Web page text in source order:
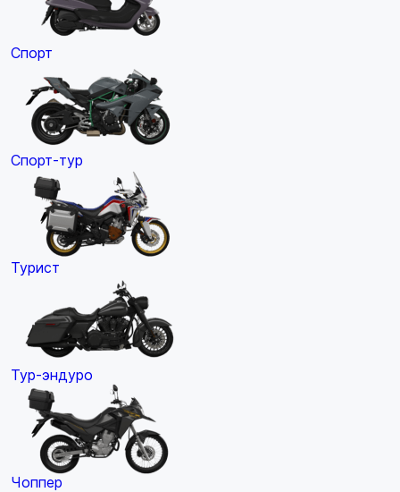
Спорт
Спорт-тур
Турист
Тур-эндуро
Чоппер